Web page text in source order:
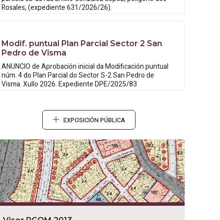
Rosales, (expediente 631/2026/26).
Modif. puntual Plan Parcial Sector 2 San
Pedro de Visma
ANUNCIO de Aprobación inicial daModificación puntual
núm. 4 do Plan Parcial do Sector S-2 San Pedro de
Visma. Xullo 2026. Expediente DPE/2025/83
EXPOSICIÓN PÚBLICA